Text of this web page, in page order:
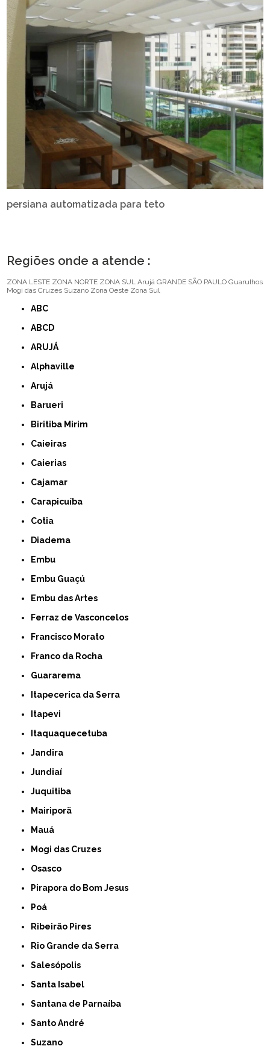
persiana automatizada para teto
Regiões onde a atende :
ZONA LESTE ZONA NORTE ZONA SUL Arujá GRANDE SÃO PAULO Guarulhos
Mogi das Cruzes Suzano Zona Oeste Zona Sul
ABC
ABCD
ARUJÁ
Alphaville
Arujá
Barueri
Biritiba Mirim
Caieiras
Caierias
Cajamar
Carapicuíba
Cotia
Diadema
Embu
Embu Guaçú
Embu das Artes
Ferraz de Vasconcelos
Francisco Morato
Franco da Rocha
Guararema
Itapecerica da Serra
Itapevi
Itaquaquecetuba
Jandira
Jundiaí
Juquitiba
Mairiporã
Mauá
Mogi das Cruzes
Osasco
Pirapora do Bom Jesus
Poá
Ribeirão Pires
Rio Grande da Serra
Salesópolis
Santa Isabel
Santana de Parnaíba
Santo André
Suzano